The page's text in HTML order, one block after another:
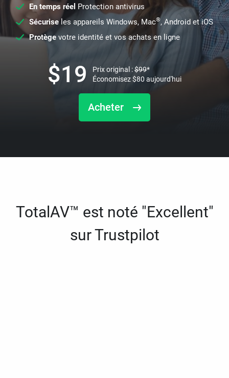
En temps réel Protection antivirus
Sécuriseles appareils Windows, Mac®, Android et iOS
Protège votre identité et vos achats en ligne
Acheter
$19 Prix original :$99*
Économisez$80 aujourd'hui
TotalAV™ est noté "Excellent"
sur Trustpilot